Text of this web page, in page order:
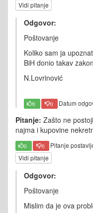
Vidi pitanje
Odgovor:
Poštovanje
Koliko sam ja
BiH donio takav zakon
N.Lovrinović
0 0 Datum
Pitanje: Zašto ne
najma i kupovine
0 0 Pitanje
Vidi pitanje
Odgovor:
Poštovanje
Mislim da je ova